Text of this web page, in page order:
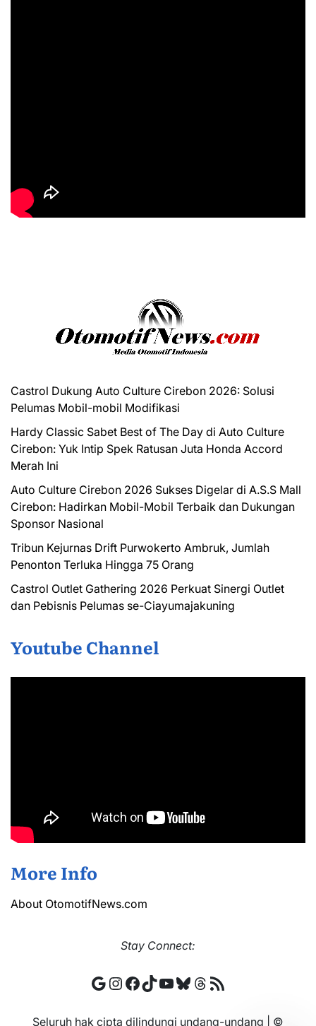
Castrol Dukung Auto Culture Cirebon 2026: Solusi
Pelumas Mobil-mobil Modifikasi
Hardy Classic Sabet Best of The Day di Auto Culture
Cirebon: Yuk Intip Spek Ratusan Juta Honda Accord
Merah Ini
Auto Culture Cirebon 2026 Sukses Digelar di A.S.S Mall
Cirebon: Hadirkan Mobil-Mobil Terbaik dan Dukungan
Sponsor Nasional
Tribun Kejurnas Drift Purwokerto Ambruk, Jumlah
Penonton Terluka Hingga 75 Orang
Castrol Outlet Gathering 2026 Perkuat Sinergi Outlet
dan Pebisnis Pelumas se-Ciayumajakuning
Youtube Channel
More Info
About OtomotifNews.com
Stay Connect:
Google
Instagram
Facebook
TikTok
YouTube
Bluesky
Threads
RSS Feed
Seluruh hak cipta dilindungi undang-undang | ©